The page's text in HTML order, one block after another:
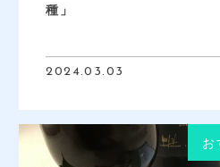
種」
2024.03.03
お